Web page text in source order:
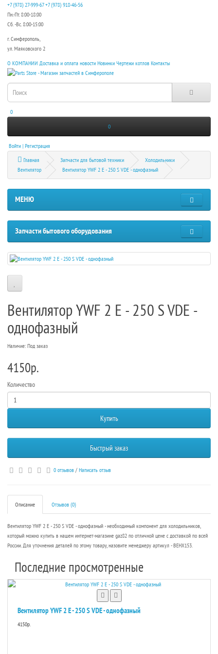
+7 (978) 27-999-67 +7 (978) 918-46-56
Пн.-Пт. 8:00-18:00
Сб. -Вс. 8:00-15:00
г. Симферополь,
ул. Маяковского 2
О КОМПАНИИ Доставка и оплата новости Новинки Чертежи котлов Контакты
0
0
Войти | Регистрация
Главная
Запчасти для бытовой техники
Холодильники
Вентилятор
Вентилятор YWF 2 E - 250 S VDE - однофазный
МЕНЮ
Запчасти бытового оборудования
Вентилятор YWF 2 E - 250 S VDE -
однофазный
Наличие: Под заказ
4150р.
Количество
Купить
Быстрый заказ
0 отзывов / Написать отзыв
Описание Отзывов (0)
Вентилятор YWF 2 E - 250 S VDE - однофазный - необходимый компонент для холодильников,
который можно купить в нашем интернет-магазине gaz82 по отличной цене с доставкой по всей
России. Для уточнения деталей по этому товару, назовите менеджеру артикул - ВЕНХ153.
Последние просмотренные
Вентилятор YWF 2 E - 250 S VDE - однофазный
4150р.